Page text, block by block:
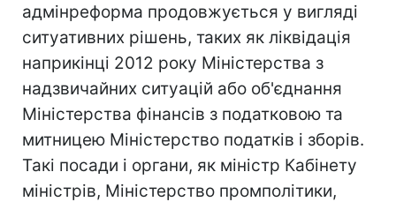
адмінреформа продовжується у вигляді
ситуативних рішень, таких як ліквідація
наприкінці 2012 року Міністерства з
надзвичайних ситуацій або об'єднання
Міністерства фінансів з податковою та
митницею Міністерство податків і зборів.
Такі посади і органи, як міністр Кабінету
міністрів, Міністерство промполітики,